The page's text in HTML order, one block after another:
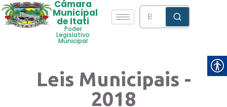
Câmara
Municipal
de Itati
Poder
Legislativo
Municipal
Leis Municipais -
2018